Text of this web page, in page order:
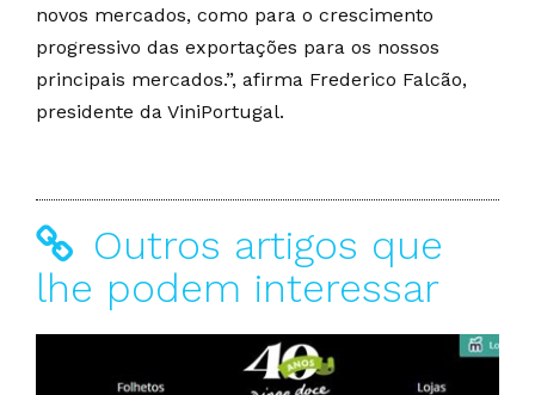
novos mercados, como para o crescimento
progressivo das exportações para os nossos
principais mercados.”, afirma Frederico Falcão,
presidente da ViniPortugal.
Outros artigos que
lhe podem interessar